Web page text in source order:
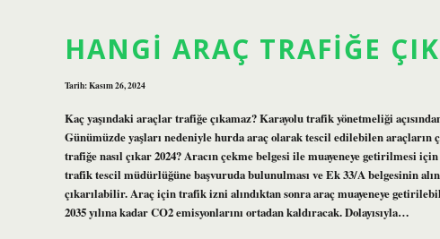
HANGI ARAÇ TRAFIĞE
Tarih: Kasım 26, 2024
Kaç yaşındaki araçlar trafiğe çıkamaz? Karayolu trafik yönetmeliği
Günümüzde yaşları nedeniyle hurda araç olarak tescil edilebilen
trafiğe nasıl çıkar 2024? Aracın çekme belgesi ile muayeneye getirilmesi
trafik tescil müdürlüğüne başvuruda bulunulması ve Ek 33/A belgesinin
çıkarılabilir. Araç için trafik izni alındıktan sonra araç muayeneye
2035 yılına kadar CO2 emisyonlarını ortadan kaldıracak. Dolayısıyla…